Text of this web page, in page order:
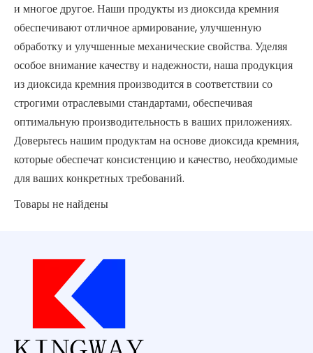
и многое другое. Наши продукты из диоксида кремния
обеспечивают отличное армирование, улучшенную
обработку и улучшенные механические свойства. Уделяя
особое внимание качеству и надежности, наша продукция
из диоксида кремния производится в соответствии со
строгими отраслевыми стандартами, обеспечивая
оптимальную производительность в ваших приложениях.
Доверьтесь нашим продуктам на основе диоксида кремния,
которые обеспечат консистенцию и качество, необходимые
для ваших конкретных требований.
Товары не найдены